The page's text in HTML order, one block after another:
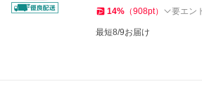
14% （908pt） 要エン
最短8/9お届け